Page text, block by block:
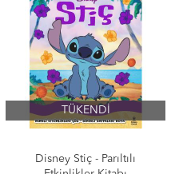
TÜKENDİ
Disney Stiç - Parıltılı